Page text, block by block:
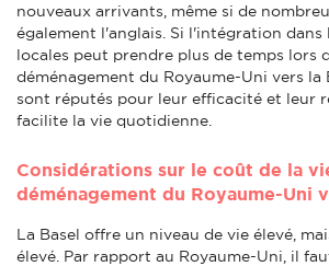
nouveaux arrivants, même si de
également l'anglais. Si l'intégration dans
locales peut prendre plus de temps lors
déménagement du Royaume-Uni vers la
sont réputés pour leur efficacité et leur
facilite la vie quotidienne.
Considérations sur le coût de la
déménagement du Royaume-Uni
La Basel offre un niveau de vie élevé,
élevé. Par rapport au Royaume-Uni, il